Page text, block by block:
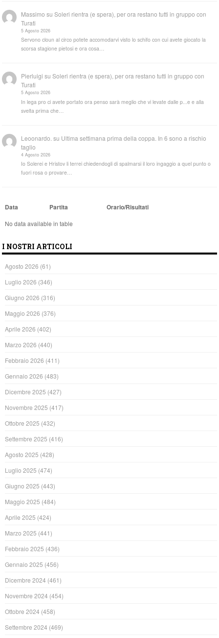
Massimo suSoleri rientra (e spera), per ora restano tutti in gruppo con
Turati
5 Agosto 2026
Servono cloun al circo potete accomodarvi visto lo schifo con cui avete giocato la
scorsa stagione pietosi e ora cosa…
Pierluigi suSoleri rientra (e spera), per ora restano tutti in gruppo con
Turati
5 Agosto 2026
In lega pro ci avete portato ora penso sarà meglio che vi levate dalle p...e e alla
svelta prima che…
Leoonardo. su Ultima settimana prima della coppa. In 6 sono a rischio
taglio
4 Agosto 2026
Io Solerei e Hristov li terrei chiedendogli di spalmarsi il loro ingaggio a quel punto o
fuori rosa o provare…
Data Partita Orario/Risultati
No data available in table
I NOSTRI ARTICOLI
Agosto 2026 (61)
Luglio 2026 (346)
Giugno 2026 (316)
Maggio 2026 (376)
Aprile 2026 (402)
Marzo 2026 (440)
Febbraio 2026 (411)
Gennaio 2026 (483)
Dicembre 2025 (427)
Novembre 2025 (417)
Ottobre 2025 (432)
Settembre 2025 (416)
Agosto 2025 (428)
Luglio 2025 (474)
Giugno 2025 (443)
Maggio 2025 (484)
Aprile 2025 (424)
Marzo 2025 (441)
Febbraio 2025 (436)
Gennaio 2025 (456)
Dicembre 2024 (461)
Novembre 2024 (454)
Ottobre 2024 (458)
Settembre 2024 (469)